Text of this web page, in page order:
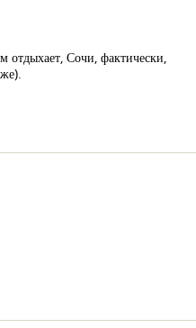
отдыхает, Сочи, фактически,